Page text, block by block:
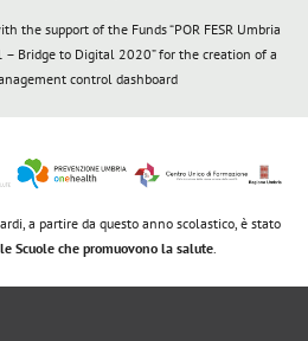
the support of the Funds “POR FESR Umbria
Bridge to Digital 2020” for the creation of a
control dashboard
a partire da questo anno scolastico, è stato
Scuole che promuovono la salute.